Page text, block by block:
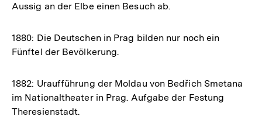
Aussig an der Elbe einen Besuch ab.
1880: Die Deutschen in Prag bilden nur noch ein
Fünftel der Bevölkerung.
1882: Uraufführung der Moldau von Bedřich Smetana
im Nationaltheater in Prag. Aufgabe der Festung
Theresienstadt.